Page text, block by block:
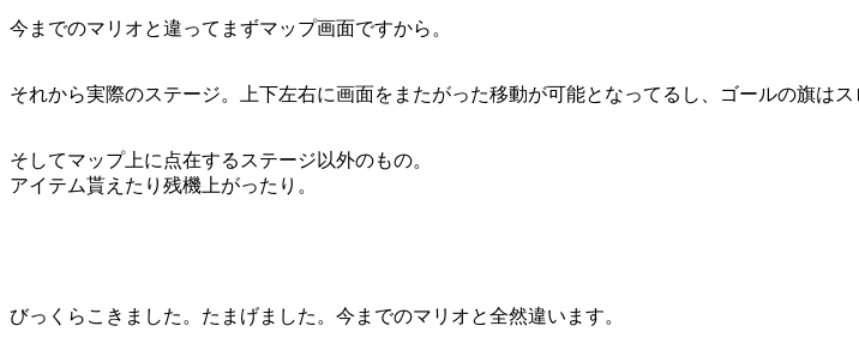
今までのマリオと違ってまずマップ画面ですから。
それから実際のステージ。上下左右に画面をまたがった移動が可能となってるし、ゴールの旗はス
そしてマップ上に点在するステージ以外のもの。
アイテム貰えたり残機上がったり。
びっくらこきました。たまげました。今までのマリオと全然違います。